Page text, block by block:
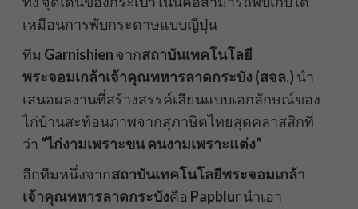
เหมือนการพับกระดาษแบบญี่ปุ่น
ทีม Garnishien จากสถาบันเทคโนโลยี
พระจอมเกล้าเจ้าคุณทหารลาดกระบัง (สจล.) นำ
เสนอผลงานที่สร้างสรรค์เลียนแบบเอกลักษณ์ของ
ไก่บ้านสะท้อนภาพจากสุภาษิตไทยสุดคลาสสิกที่
ว่า “ไก่งามเพราะขน คนงามเพราะแต่ง”
อีกทีมหนึ่งจากสถาบันเทคโนโลยีพระจอมเกล้า
เจ้าคุณทหารลาดกระบังคือ Papblurนำเอา